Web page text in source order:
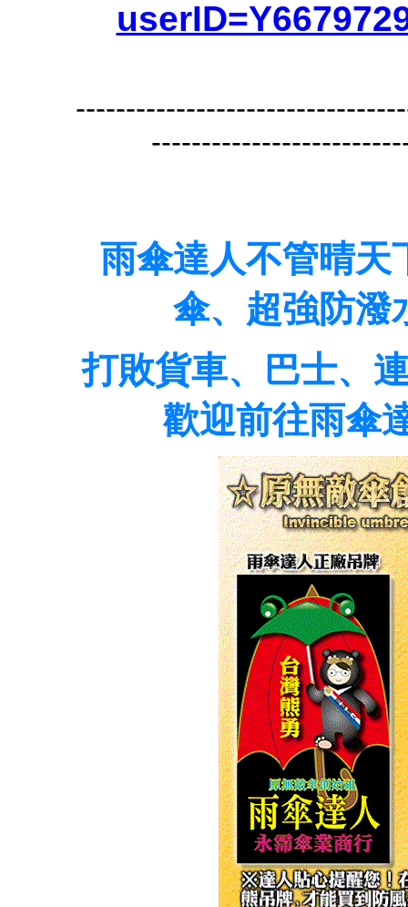
雨傘達人不管晴天
傘、超強防潑
打敗貨車、巴士、
歡迎前往雨傘